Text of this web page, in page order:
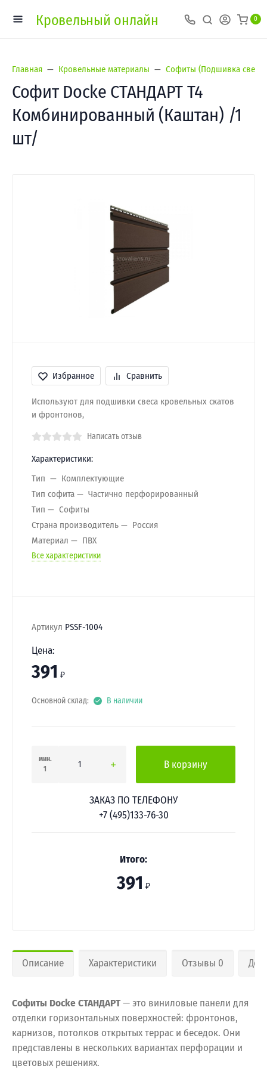
Кровельный онлайн 0
Главная Кровельные материалы Софиты (Подшивка
Софит Docke СТАНДАРТ Т4
Комбинированный (Каштан) /1
шт/
Избранное Сравнить
Используют для подшивки свеса кровельных скатов
и фронтонов,
Написать отзыв
Характеристики:
Тип
Комплектующие
Тип софита
Частично перфорированный
Тип
Софиты
Страна производитель
Россия
Материал
ПВХ
Все характеристики
Артикул PSSF-1004
Цена:
391 ₽
Основной склад: В наличии
мин.
1
В корзину
ЗАКАЗ ПО ТЕЛЕФОНУ
+7 (495)133-76-30
Итого:
391 ₽
Описание Характеристики Отзывы 0
Софиты Docke СТАНДАРТ— это виниловые панели для
отделки горизонтальных поверхностей: фронтонов,
карнизов, потолков открытых террас и беседок. Они
представлены в нескольких вариантах перфорации и
цветовых решениях.